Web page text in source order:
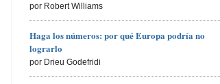
por Robert Williams
Haga los números: por qué Europa podría no
lograrlo
por Drieu Godefridi